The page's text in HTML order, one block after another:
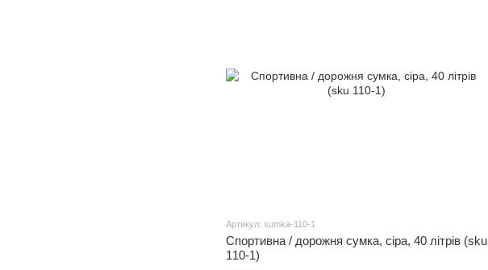
Артикул: sumka-110-1
Спортивна / дорожня сумка, сіра, 40 літрів (sku
110-1)